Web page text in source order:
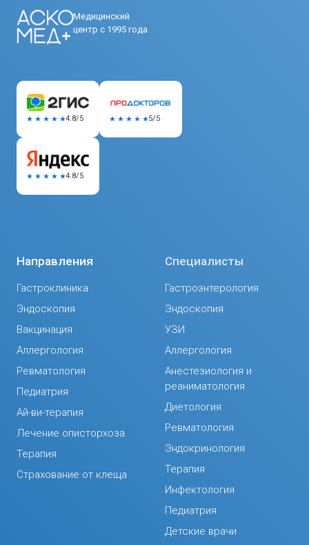
Медицинский
центр с 1995 года
Направления
Гастроклиника
Эндоскопия
Вакцинация
Аллергология
Ревматология
Педиатрия
Ай-ви-терапия
Лечение описторхоза
Терапия
Страхование от клеща
Специалисты
Гастроэнтерология
Эндоскопия
УЗИ
Аллергология
Анестезиология и
реаниматология
Диетология
Ревматология
Эндокринология
Терапия
Инфектология
Педиатрия
Детские врачи
4.8/5 5/5
4.8/5